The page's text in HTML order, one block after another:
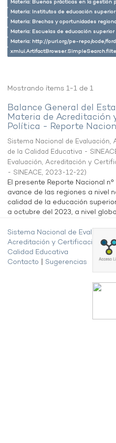
Materia: Buenas prácticas en la gestión
Materia: Institutos de educación
Materia: Brechas y oportunidades
Materia: Escuelas de educación superior
Materia: http://purl.org/pe-repo/ocde/
Mostrando ítems 1-1 de 1
Balance General del
Materia de Acreditación
Política - Reporte
Sistema Nacional de
de la Calidad Educativa -
Evaluación, Acreditación y
- SINEACE, 2023-12-22)
El presente Reporte Nacional
avance de las regiones a nivel
calidad de la educación
a octubre del 2023, a nivel
Sistema Nacional de Evaluación,
Acreditación y Certificación de
Calidad Educativa
Contacto
Sugerencias